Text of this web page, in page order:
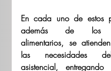
En cada uno de estos
además de los
alimentarios, se
las necesidades
asistencial,